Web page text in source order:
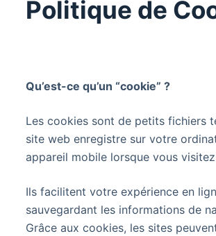
Politique de
Qu’est-ce qu’un “cookie” ?
Les cookies sont de petits fichiers
site web enregistre sur votre
appareil mobile lorsque vous
Ils facilitent votre expérience en
sauvegardant les informations de
Grâce aux cookies, les sites